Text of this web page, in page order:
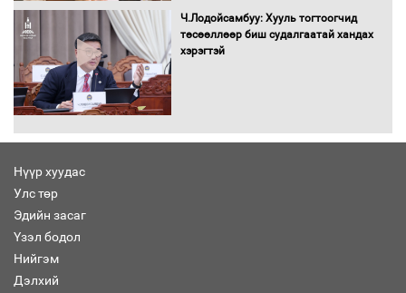
Ч.Лодойсамбуу: Хууль тогтоогчид
төсөөллөөр биш судалгаатай хандах
хэрэгтэй
Нүүр хуудас
Улс төр
Эдийн засаг
Үзэл бодол
Нийгэм
Дэлхий